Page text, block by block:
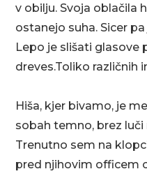
v obilju. Svoja oblačila
ostanejo suha. Sicer
Lepo je slišati glasove
dreves.Toliko različnih
Hiša, kjer bivamo, je
sobah temno, brez
Trenutno sem na
pred njihovim officem